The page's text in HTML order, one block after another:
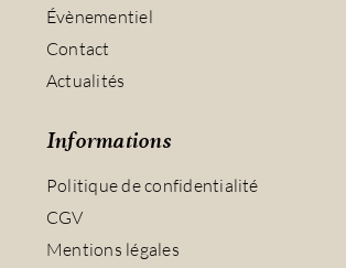
Évènementiel
Contact
Actualités
Informations
Politique de confidentialité
CGV
Mentions légales